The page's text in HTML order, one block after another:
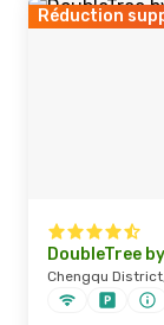
Réduction
DoubleTree
Chengqu